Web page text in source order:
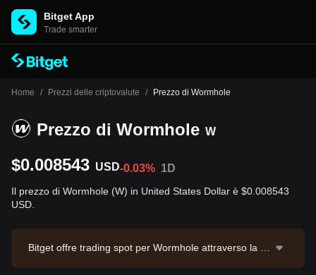
Bitget App
Trade smarter
Home / Prezzi delle criptovalute / Prezzo di Wormhole
Prezzo di Wormhole W
$0.008543 USD-0.03% 1D
Il prezzo di Wormhole (W) in United States Dollar è $0.008543
USD.
Bitget offre trading spot per Wormhole attraverso la co